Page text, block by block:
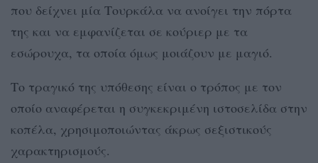
που δείχνει μία Τουρκάλα να ανοίγει την πόρτα
της και να εμφανίζεται σε κούριερ με τα
εσώρουχα, τα οποία όμως μοιάζουν με μαγιό.
Το τραγικό της υπόθεσης είναι ο τρόπος με τον
οποίο αναφέρεται η συγκεκριμένη ιστοσελίδα στην
κοπέλα, χρησιμοποιώντας άκρως σεξιστικούς
χαρακτηρισμούς.